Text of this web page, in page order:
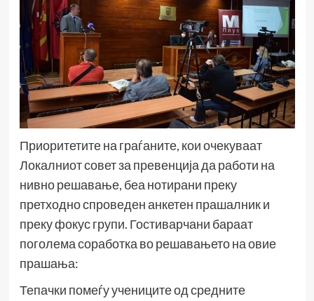
Приоритетите на граѓаните, кои очекуваат
Локалниот совет за превенција да работи на
нивно решавање, беа нотирани преку
претходно спроведен анкетен прашалник и
преку фокус групи. Гостиварчани бараат
поголема соработка во решавањето на овие
прашања:
Тепачки помеѓу учениците од средните